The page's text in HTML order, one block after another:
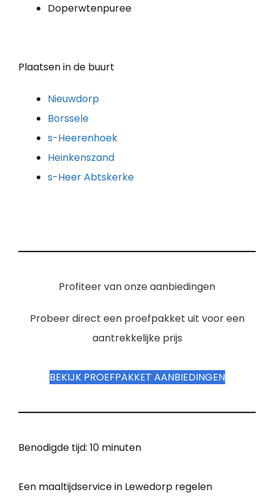
Doperwtenpuree
Plaatsen in de buurt
Nieuwdorp
Borssele
s-Heerenhoek
Heinkenszand
s-Heer Abtskerke
Profiteer van onze aanbiedingen
Probeer direct een proefpakket uit voor een
aantrekkelijke prijs
BEKIJK PROEFPAKKET AANBIEDINGEN
Benodigde tijd: 10 minuten
Een maaltijdservice in Lewedorp regelen